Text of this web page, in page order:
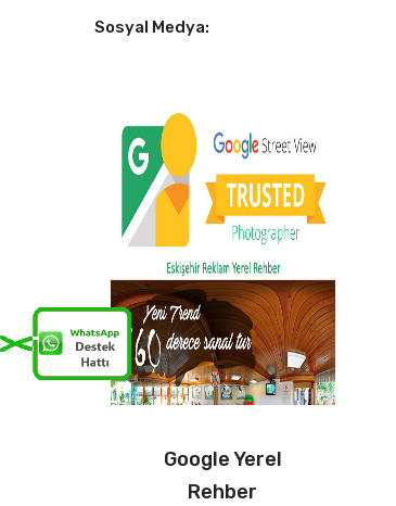
Sosyal Medya:
Google Yerel
Rehber